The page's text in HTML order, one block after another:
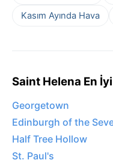
Kasım Ayında Hava
Saint Helena En
Georgetown
Edinburgh of the
Half Tree Hollow
St. Paul's